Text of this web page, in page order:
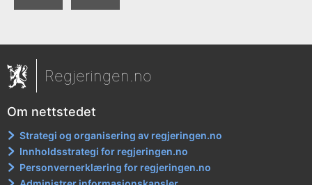
Regjeringen.no
Om nettstedet
Strategi og organisering av regjeringen.no
Innholdsstrategi for regjeringen.no
Personvernerklæring for regjeringen.no